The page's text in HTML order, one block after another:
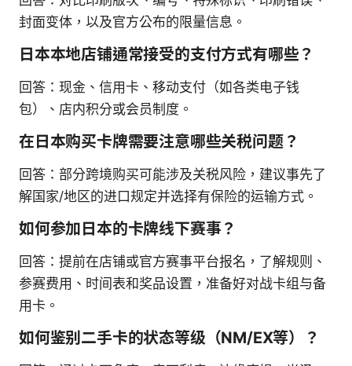
封面变体，以及官方公布的限量信息。
日本本地店铺通常接受的支付方式有哪些？
回答：现金、信用卡、移动支付（如各类电子钱
包）、店内积分或会员制度。
在日本购买卡牌需要注意哪些关税问题？
回答：部分跨境购买可能涉及关税风险，建议事先了
解国家/地区的进口规定并选择有保险的运输方式。
如何参加日本的卡牌线下赛事？
回答：提前在店铺或官方赛事平台报名，了解规则、
参赛费用、时间表和奖品设置，准备好对战卡组与备
用卡。
如何鉴别二手卡的状态等级（NM/EX等）？